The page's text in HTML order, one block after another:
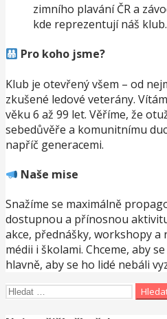
zimního plavání ČR a
kde reprezentují náš klub.
Pro koho jsme?
Klub je otevřený všem – od
zkušené ledové veterány.
věku 6 až 99 let. Věříme, že
sebedůvěře a komunitnímu
napříč generacemi.
Naše mise
Snažíme se maximálně
dostupnou a přínosnou
akce, přednášky, workshopy a
médii i školami. Chceme, aby
hlavně, aby se ho lidé nebáli
Vyhledávání